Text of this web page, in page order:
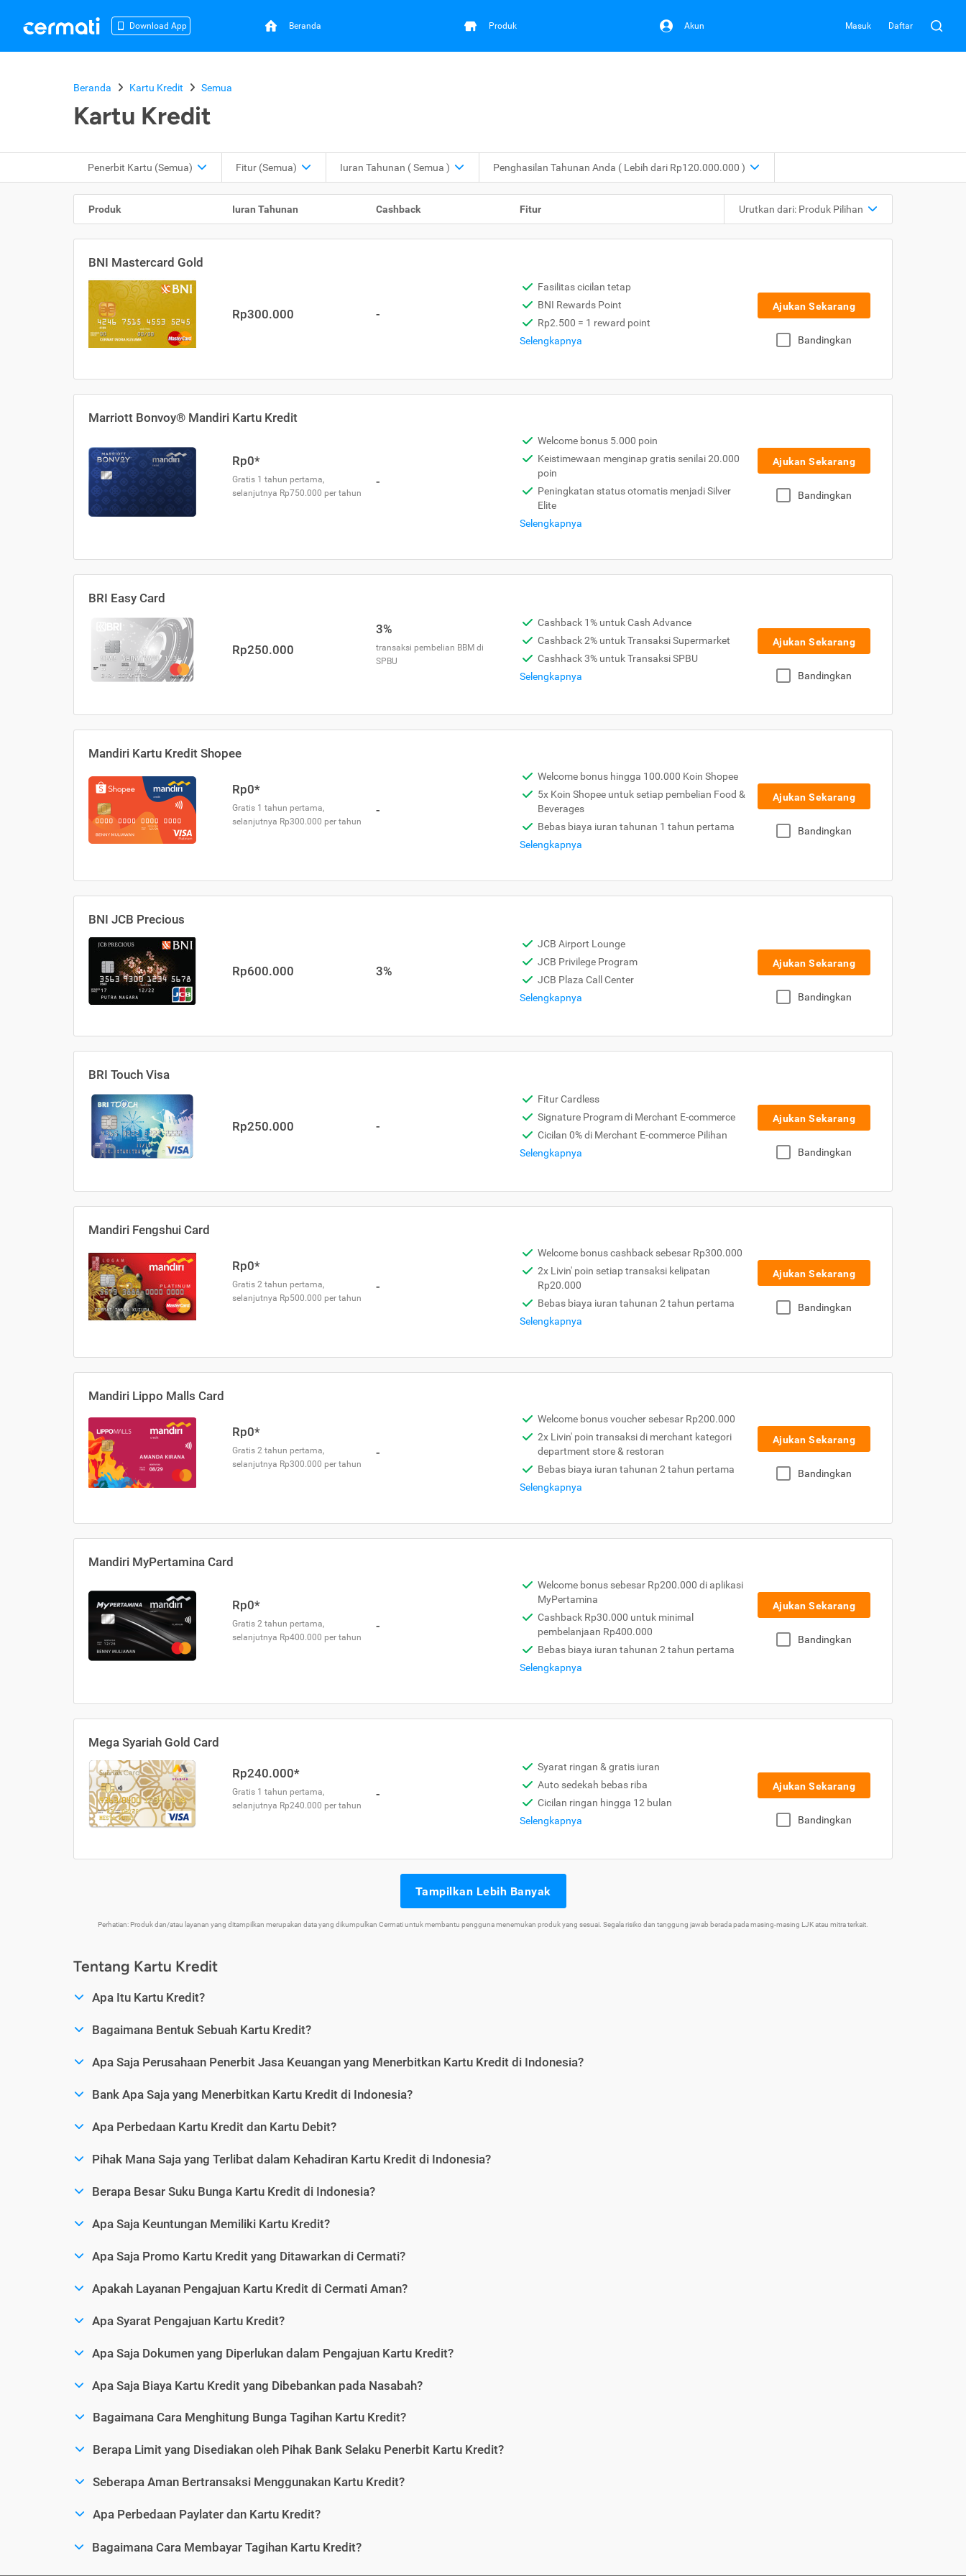
Download App Beranda Produk Akun Masuk Daftar
Beranda Kartu Kredit Semua
Kartu Kredit
Penerbit Kartu (Semua) Fitur (Semua) Iuran Tahunan ( Semua ) Penghasilan Tahunan Anda ( Lebih dari Rp120.000.000 )
Produk Iuran Tahunan Cashback Fitur Urutkan dari: Produk Pilihan
BNI Mastercard Gold
Rp300.000 -
Fasilitas cicilan tetap
BNI Rewards Point
Rp2.500 = 1 reward point
Selengkapnya
Ajukan Sekarang
Bandingkan
Marriott Bonvoy® Mandiri Kartu Kredit
Rp0*
Gratis 1 tahun pertama,
selanjutnya Rp750.000 per tahun
-
Welcome bonus 5.000 poin
Keistimewaan menginap gratis senilai 20.000
poin
Peningkatan status otomatis menjadi Silver
Elite
Selengkapnya
Ajukan Sekarang
Bandingkan
BRI Easy Card
Rp250.000
3%
transaksi pembelian BBM di
SPBU
Cashback 1% untuk Cash Advance
Cashback 2% untuk Transaksi Supermarket
Cashhack 3% untuk Transaksi SPBU
Selengkapnya
Ajukan Sekarang
Bandingkan
Mandiri Kartu Kredit Shopee
Rp0*
Gratis 1 tahun pertama,
selanjutnya Rp300.000 per tahun
-
Welcome bonus hingga 100.000 Koin Shopee
5x Koin Shopee untuk setiap pembelian Food &
Beverages
Bebas biaya iuran tahunan 1 tahun pertama
Selengkapnya
Ajukan Sekarang
Bandingkan
BNI JCB Precious
Rp600.000 3%
JCB Airport Lounge
JCB Privilege Program
JCB Plaza Call Center
Selengkapnya
Ajukan Sekarang
Bandingkan
BRI Touch Visa
Rp250.000 -
Fitur Cardless
Signature Program di Merchant E-commerce
Cicilan 0% di Merchant E-commerce Pilihan
Selengkapnya
Ajukan Sekarang
Bandingkan
Mandiri Fengshui Card
Rp0*
Gratis 2 tahun pertama,
selanjutnya Rp500.000 per tahun
-
Welcome bonus cashback sebesar Rp300.000
2x Livin' poin setiap transaksi kelipatan
Rp20.000
Bebas biaya iuran tahunan 2 tahun pertama
Selengkapnya
Ajukan Sekarang
Bandingkan
Mandiri Lippo Malls Card
Rp0*
Gratis 2 tahun pertama,
selanjutnya Rp300.000 per tahun
-
Welcome bonus voucher sebesar Rp200.000
2x Livin' poin transaksi di merchant kategori
department store & restoran
Bebas biaya iuran tahunan 2 tahun pertama
Selengkapnya
Ajukan Sekarang
Bandingkan
Mandiri MyPertamina Card
Rp0*
Gratis 2 tahun pertama,
selanjutnya Rp400.000 per tahun
-
Welcome bonus sebesar Rp200.000 di aplikasi
MyPertamina
Cashback Rp30.000 untuk minimal
pembelanjaan Rp400.000
Bebas biaya iuran tahunan 2 tahun pertama
Selengkapnya
Ajukan Sekarang
Bandingkan
Mega Syariah Gold Card
Rp240.000*
Gratis 1 tahun pertama,
selanjutnya Rp240.000 per tahun
-
Syarat ringan & gratis iuran
Auto sedekah bebas riba
Cicilan ringan hingga 12 bulan
Selengkapnya
Ajukan Sekarang
Bandingkan
Tampilkan Lebih Banyak
Perhatian: Produk dan/atau layanan yang ditampilkan merupakan data yang dikumpulkan Cermati untuk membantu pengguna menemukan produk yang sesuai. Segala risiko dan tanggung jawab berada pada masing-masing LJK atau mitra terkait.
Tentang Kartu Kredit
Apa Itu Kartu Kredit?
Bagaimana Bentuk Sebuah Kartu Kredit?
Apa Saja Perusahaan Penerbit Jasa Keuangan yang Menerbitkan Kartu Kredit di Indonesia?
Bank Apa Saja yang Menerbitkan Kartu Kredit di Indonesia?
Apa Perbedaan Kartu Kredit dan Kartu Debit?
Pihak Mana Saja yang Terlibat dalam Kehadiran Kartu Kredit di Indonesia?
Berapa Besar Suku Bunga Kartu Kredit di Indonesia?
Apa Saja Keuntungan Memiliki Kartu Kredit?
Apa Saja Promo Kartu Kredit yang Ditawarkan di Cermati?
Apakah Layanan Pengajuan Kartu Kredit di Cermati Aman?
Apa Syarat Pengajuan Kartu Kredit?
Apa Saja Dokumen yang Diperlukan dalam Pengajuan Kartu Kredit?
Apa Saja Biaya Kartu Kredit yang Dibebankan pada Nasabah?
Bagaimana Cara Menghitung Bunga Tagihan Kartu Kredit?
Berapa Limit yang Disediakan oleh Pihak Bank Selaku Penerbit Kartu Kredit?
Seberapa Aman Bertransaksi Menggunakan Kartu Kredit?
Apa Perbedaan Paylater dan Kartu Kredit?
Bagaimana Cara Membayar Tagihan Kartu Kredit?